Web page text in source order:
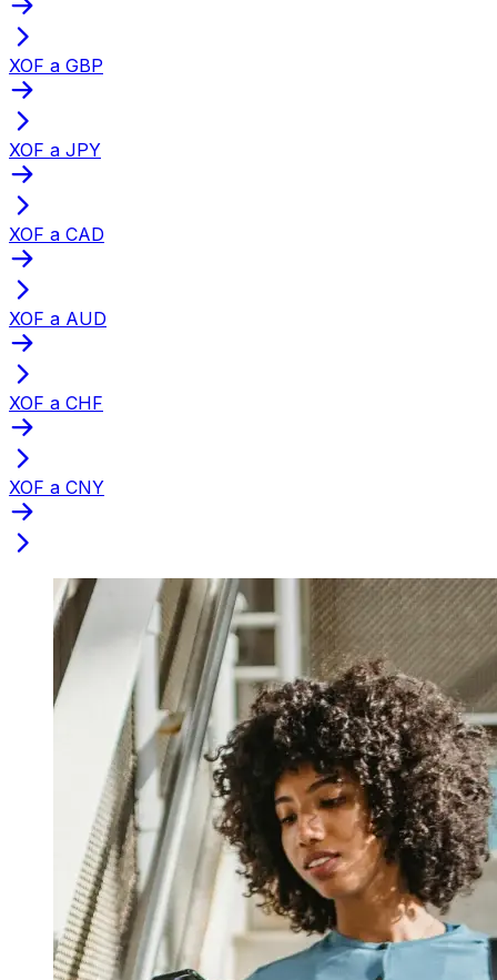
XOF a GBP
XOF a JPY
XOF a CAD
XOF a AUD
XOF a CHF
XOF a CNY